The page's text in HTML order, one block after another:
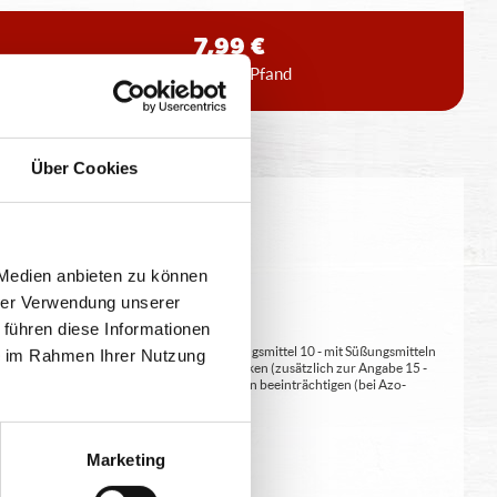
Über Cookies
anbieten zu können
Verwendung unserer
diese Informationen
Rahmen Ihrer Nutzung
Marketing
7,99 €
inkl. 0,15 € Pfand
geringfügig variieren.
(bei Fleischerzeugnissen) 9 - mit Süßungsmittel 10 - mit Süßungsmitteln
bei übermäßigem Verzehr abführend wirken (zusätzlich zur Angabe 15 -
Aktivität und Aufmerksamkeit bei Kindern beeinträchtigen (bei Azo-